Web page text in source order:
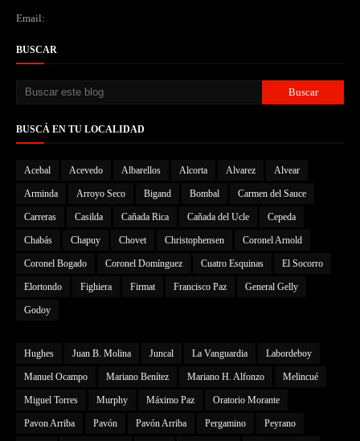
Email:
BUSCAR
BUSCÁ EN TU LOCALIDAD
Acebal Acevedo Albarellos Alcorta Alvarez Alvear
Arminda Arroyo Seco Bigand Bombal Carmen del Sauce
Carreras Casilda Cañada Rica Cañada del Ucle Cepeda
Chabás Chapuy Chovet Christophensen Coronel Arnold
Coronel Bogado Coronel Domínguez Cuatro Esquinas El Socorro
Elortondo Fighiera Firmat Francisco Paz General Gelly
Godoy
Hughes Juan B. Molina Juncal La Vanguardia Labordeboy
Manuel Ocampo Mariano Benítez Mariano H. Alfonzo Melincué
Miguel Torres Murphy Máximo Paz Oratorio Morante
Pavon Arriba Pavón Pavón Arriba Pergamino Peyrano